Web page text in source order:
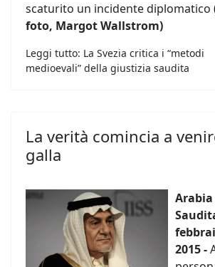
scaturito un incidente diplomatico
foto, Margot Wallstrom)
Leggi tutto: La Svezia critica i “metodi
medioevali” della giustizia saudita
La verità comincia a
galla
Arabia
2015 -